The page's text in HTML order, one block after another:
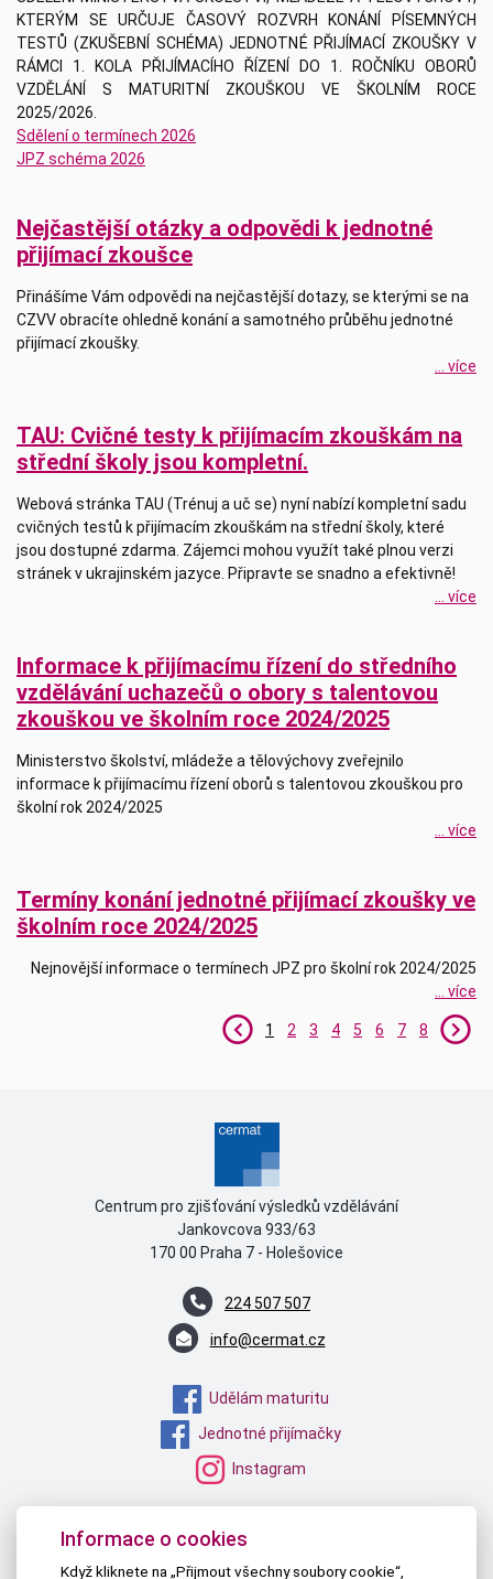
KTERÝM SE URČUJE ČASOVÝ ROZVRH KONÁNÍ PÍSEMNÝCH
TESTŮ (ZKUŠEBNÍ SCHÉMA) JEDNOTNÉ PŘIJÍMACÍ ZKOUŠKY V
RÁMCI 1. KOLA PŘIJÍMACÍHO ŘÍZENÍ DO 1. ROČNÍKU OBORŮ
VZDĚLÁNÍ S MATURITNÍ ZKOUŠKOU VE ŠKOLNÍM ROCE
2025/2026.
Sdělení o termínech 2026
JPZ schéma 2026
Nejčastější otázky a odpovědi k jednotné
přijímací zkoušce
Přinášíme Vám odpovědi na nejčastější dotazy, se kterými se na
CZVV obracíte ohledně konání a samotného průběhu jednotné
přijímací zkoušky.
... více
TAU: Cvičné testy k přijímacím zkouškám na
střední školy jsou kompletní.
Webová stránka TAU (Trénuj a uč se) nyní nabízí kompletní sadu
cvičných testů k přijímacím zkouškám na střední školy, které
jsou dostupné zdarma. Zájemci mohou využít také plnou verzi
stránek v ukrajinském jazyce. Připravte se snadno a efektivně!
... více
Informace k přijímacímu řízení do středního
vzdělávání uchazečů o obory s talentovou
zkouškou ve školním roce 2024/2025
Ministerstvo školství, mládeže a tělovýchovy zveřejnilo
informace k přijímacímu řízení oborů s talentovou zkouškou pro
školní rok 2024/2025
... více
Termíny konání jednotné přijímací zkoušky ve
školním roce 2024/2025
Nejnovější informace o termínech JPZ pro školní rok 2024/2025
... více
1 2 3 4 5 6 7 8
Centrum pro zjišťování výsledků vzdělávání
Jankovcova 933/63
170 00 Praha 7 - Holešovice
224 507 507
info@cermat.cz
Udělám maturitu
Jednotné přijímačky
Instagram
MŠMT
NPI ČR
Informace o cookies
Když kliknete na „Přijmout všechny soubory cookie“,